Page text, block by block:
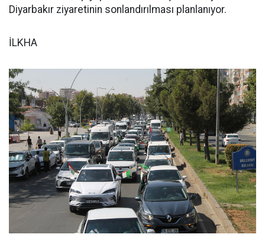
Diyarbakır ziyaretinin sonlandırılması planlanıyor.
İLKHA